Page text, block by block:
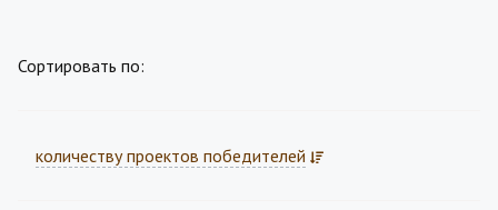
Сортировать по:
количеству проектов победителей